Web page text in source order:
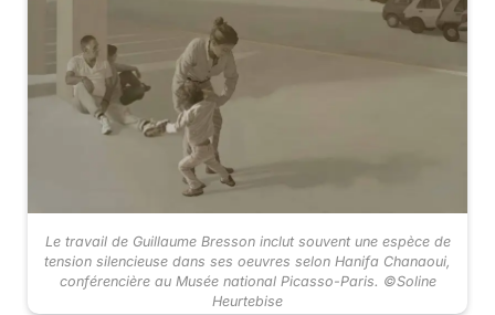
Le travail de Guillaume Bresson inclut souvent une espèce de
tension silencieuse dans ses oeuvres selon Hanifa Chanaoui,
conférencière au Musée national Picasso-Paris. ©Soline
Heurtebise